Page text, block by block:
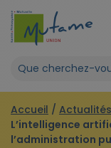
Accueil / Actualités
L’intelligence
l’administration